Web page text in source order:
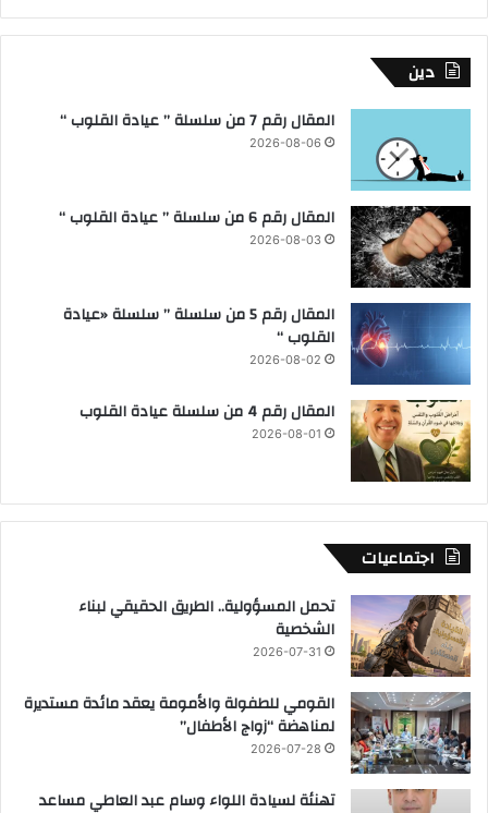
دين
المقال رقم 7 من سلسلة ” عيادة القلوب “
2026-08-06
المقال رقم 6 من سلسلة ” عيادة القلوب “
2026-08-03
المقال رقم 5 من سلسلة ” سلسلة «عيادة
القلوب “
2026-08-02
المقال رقم 4 من سلسلة عيادة القلوب
2026-08-01
اجتماعيات
تحمل المسؤولية.. الطريق الحقيقي لبناء
الشخصية
2026-07-31
القومي للطفولة والأمومة يعقد مائدة مستديرة
لمناهضة “زواج الأطفال”
2026-07-28
تهنئة لسيادة اللواء وسام عبد العاطي مساعد